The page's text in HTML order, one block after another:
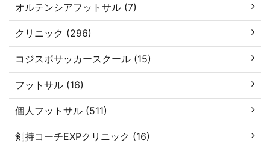
オルテンシアフットサル (7)
クリニック (296)
コジスポサッカースクール (15)
フットサル (16)
個人フットサル (511)
剣持コーチEXPクリニック (16)